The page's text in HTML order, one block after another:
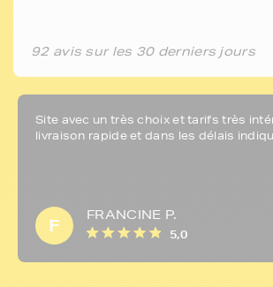
92 avis sur les 30 derniers jours
Site avec un très choix et tarifs très
livraison rapide et dans les délais
F
FRANCINE P.
5,0